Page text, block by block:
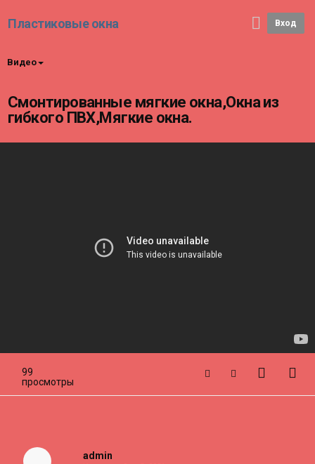
Пластиковые окна Вход
Видео
Смонтированные мягкие окна,Окна из
гибкого ПВХ,Мягкие окна.
99
просмотры
admin